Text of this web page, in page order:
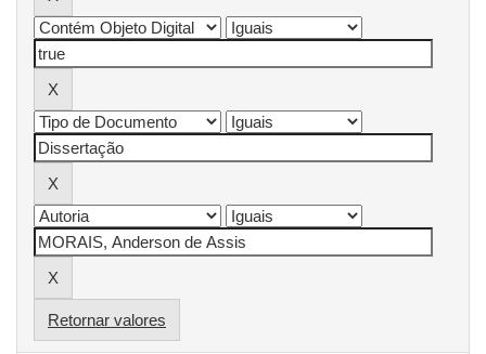
Retornar valores